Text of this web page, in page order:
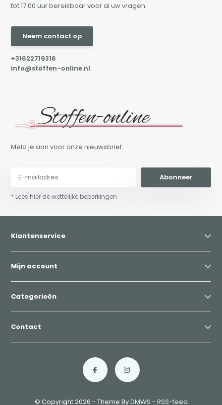
tot 17.00 uur bereikbaar voor al uw vragen.
Neem contact op
+31622719316
info@stoffen-online.nl
Meld je aan voor onze nieuwsbrief:
Abonneer
* Lees hier de wettelijke beperkingen
Klantenservice
Mijn account
Categorieën
Contact
© Copyright 2026 - Theme ByDMWS - RSS-feed